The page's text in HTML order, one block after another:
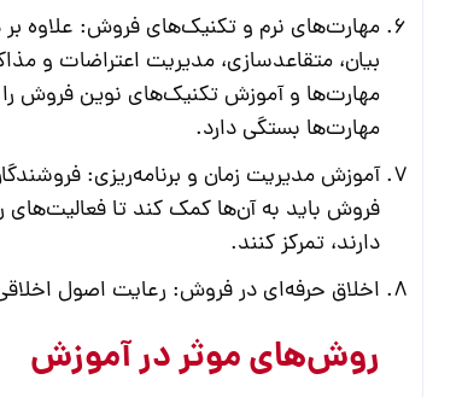
مهارت‌های نرم و تکنیک‌های فروش: علاوه
بیان، متقاعدسازی، مدیریت اعتراضات و
مهارت‌ها و آموزش تکنیک‌های نوین فروش
مهارت‌ها بستگی دارد.
آموزش مدیریت زمان و برنامه‌ریزی:
فروش باید به آن‌ها کمک کند تا فعالیت‌های
دارند، تمرکز کنند.
اخلاق حرفه‌ای در فروش: رعایت اصول
روش‌های موثر در آموزش